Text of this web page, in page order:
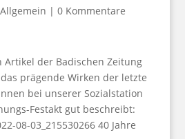
Allgemein | 0 Kommentare
Artikel der Badischen Zeitung
prägende Wirken der letzte
bei unserer Sozialstation
Festakt gut beschreibt:
08-03_215530266 40 Jahre